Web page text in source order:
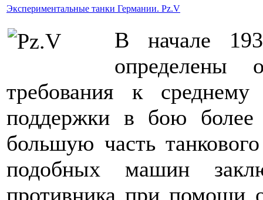
Экспериментальные танки Германии. Pz.V
В начале
определены
требования к среднему
поддержки в бою
большую часть
подобных машин
противника при помощи